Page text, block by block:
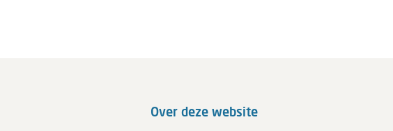
Over deze website